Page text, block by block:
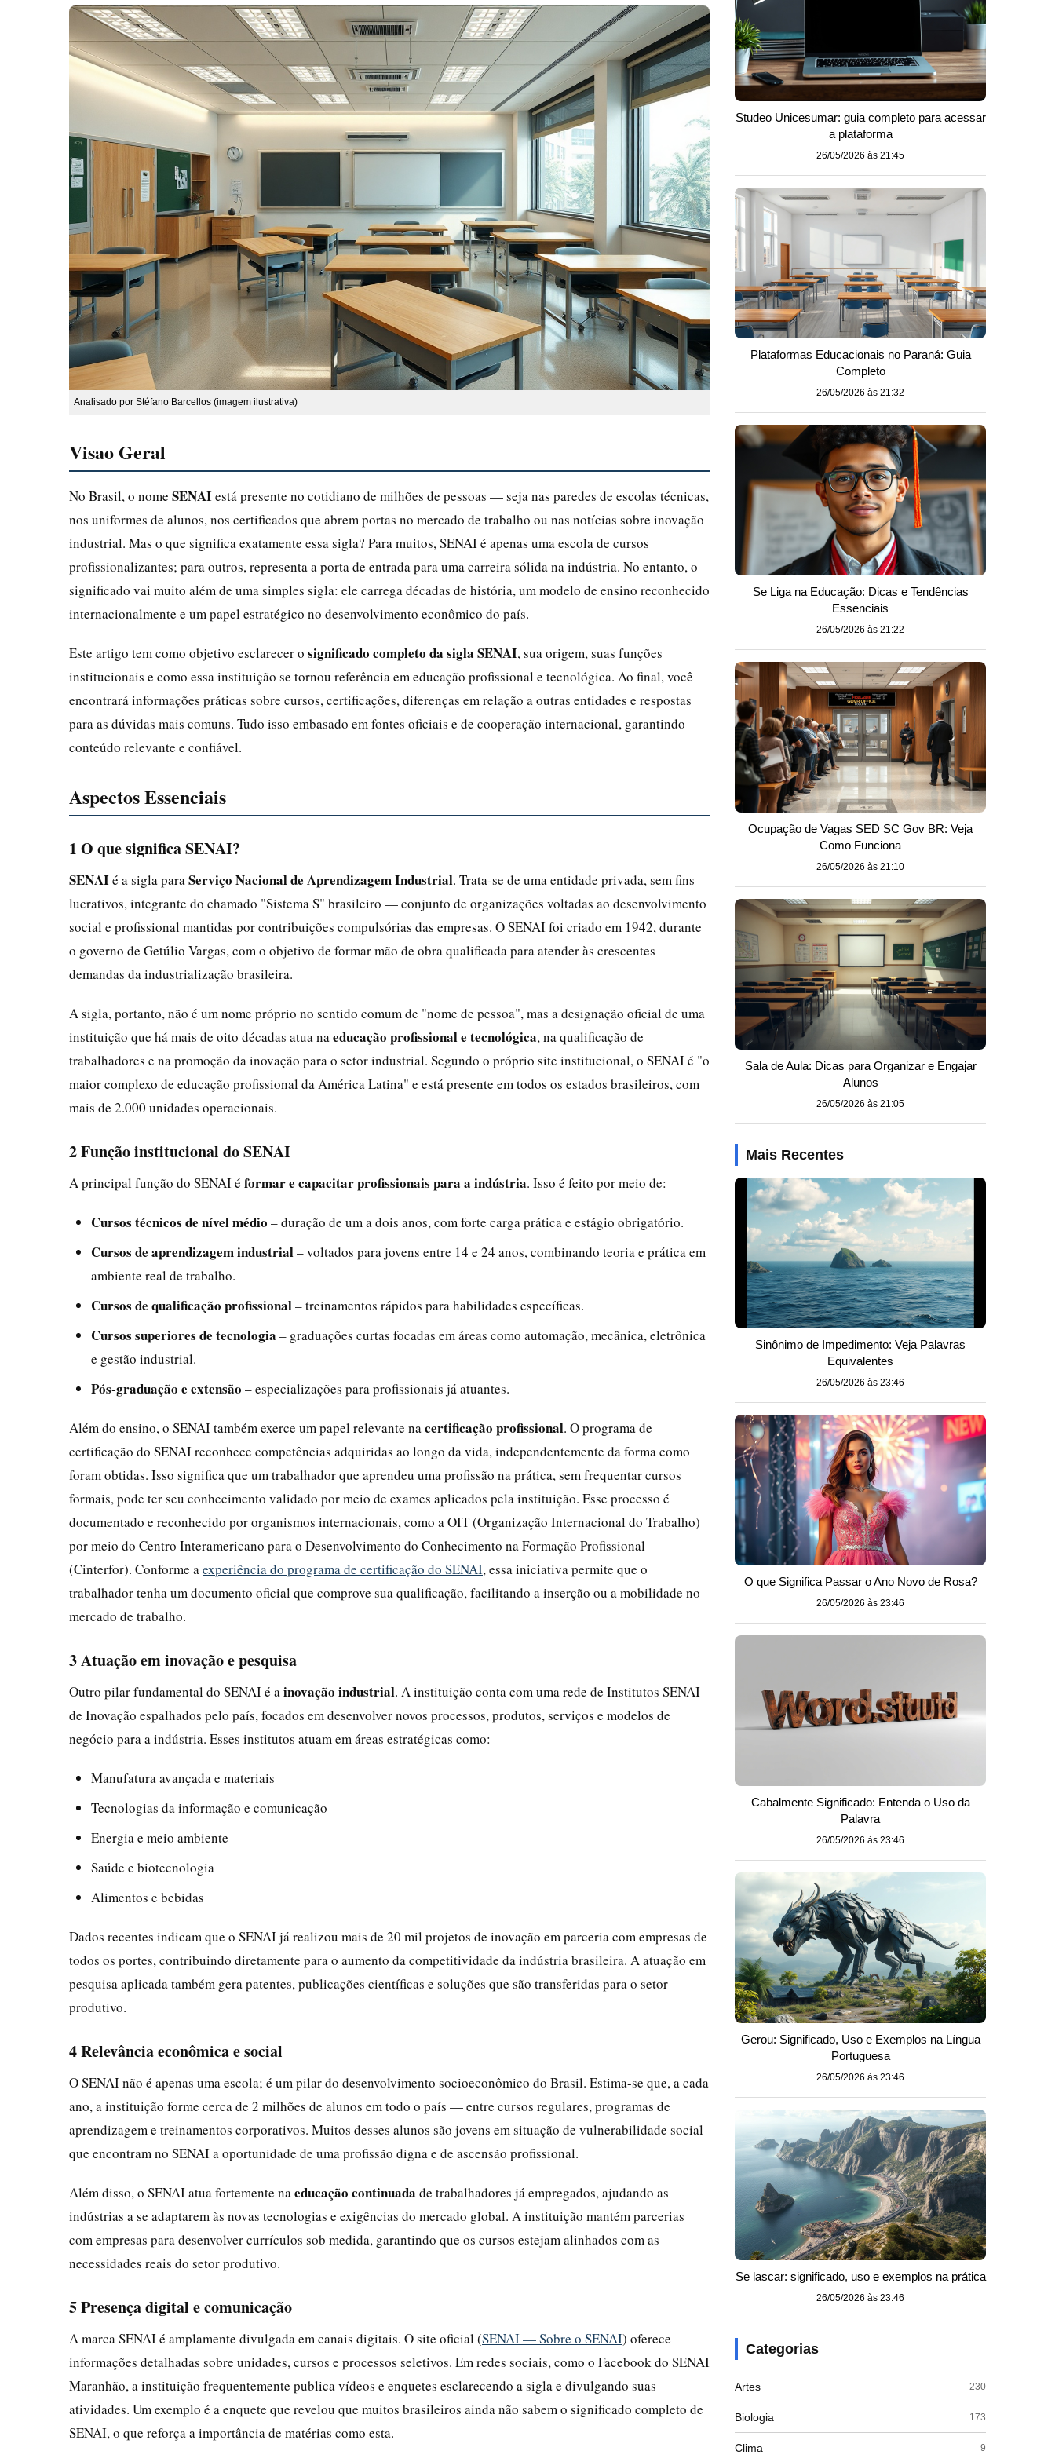
Analisado por Stéfano Barcellos (imagem ilustrativa)
Visao Geral
No Brasil, o nome SENAIestá presente no cotidiano de milhões de pessoas — seja nas paredes de escolas técnicas,
nos uniformes de alunos, nos certificados que abrem portas no mercado de trabalho ou nas notícias sobre inovação
industrial. Mas o que significa exatamente essa sigla? Para muitos, SENAI é apenas uma escola de cursos
profissionalizantes; para outros, representa a porta de entrada para uma carreira sólida na indústria. No entanto, o
significado vai muito além de uma simples sigla: ele carrega décadas de história, um modelo de ensino reconhecido
internacionalmente e um papel estratégico no desenvolvimento econômico do país.
Este artigo tem como objetivo esclarecer o significado completo da sigla SENAI, sua origem, suas funções
institucionais e como essa instituição se tornou referência em educação profissional e tecnológica. Ao final, você
encontrará informações práticas sobre cursos, certificações, diferenças em relação a outras entidades e respostas
para as dúvidas mais comuns. Tudo isso embasado em fontes oficiais e de cooperação internacional, garantindo
conteúdo relevante e confiável.
Aspectos Essenciais
1 O que significa SENAI?
SENAIé a sigla para Serviço Nacional de Aprendizagem Industrial. Trata-se de uma entidade privada, sem fins
lucrativos, integrante do chamado "Sistema S" brasileiro — conjunto de organizações voltadas ao desenvolvimento
social e profissional mantidas por contribuições compulsórias das empresas. O SENAI foi criado em 1942, durante
o governo de Getúlio Vargas, com o objetivo de formar mão de obra qualificada para atender às crescentes
demandas da industrialização brasileira.
A sigla, portanto, não é um nome próprio no sentido comum de "nome de pessoa", mas a designação oficial de uma
instituição que há mais de oito décadas atua na educação profissional e tecnológica, na qualificação de
trabalhadores e na promoção da inovação para o setor industrial. Segundo o próprio site institucional, o SENAI é "o
maior complexo de educação profissional da América Latina" e está presente em todos os estados brasileiros, com
mais de 2.000 unidades operacionais.
2 Função institucional do SENAI
A principal função do SENAI é formar e capacitar profissionais para a indústria. Isso é feito por meio de:
Cursos técnicos de nível médio – duração de um a dois anos, com forte carga prática e estágio obrigatório.
Cursos de aprendizagem industrial– voltados para jovens entre 14 e 24 anos, combinando teoria e prática em
ambiente real de trabalho.
Cursos de qualificação profissional– treinamentos rápidos para habilidades específicas.
Cursos superiores de tecnologia – graduações curtas focadas em áreas como automação, mecânica, eletrônica
e gestão industrial.
Pós-graduação e extensão – especializações para profissionais já atuantes.
Além do ensino, o SENAI também exerce um papel relevante na certificação profissional. O programa de
certificação do SENAI reconhece competências adquiridas ao longo da vida, independentemente da forma como
foram obtidas. Isso significa que um trabalhador que aprendeu uma profissão na prática, sem frequentar cursos
formais, pode ter seu conhecimento validado por meio de exames aplicados pela instituição. Esse processo é
documentado e reconhecido por organismos internacionais, como a OIT (Organização Internacional do Trabalho)
por meio do Centro Interamericano para o Desenvolvimento do Conhecimento na Formação Profissional
(Cinterfor). Conforme a experiência do programa de certificação do SENAI, essa iniciativa permite que o
trabalhador tenha um documento oficial que comprove sua qualificação, facilitando a inserção ou a mobilidade no
mercado de trabalho.
3 Atuação em inovação e pesquisa
Outro pilar fundamental do SENAI é a inovação industrial. A instituição conta com uma rede de Institutos SENAI
de Inovação espalhados pelo país, focados em desenvolver novos processos, produtos, serviços e modelos de
negócio para a indústria. Esses institutos atuam em áreas estratégicas como:
Manufatura avançada e materiais
Tecnologias da informação e comunicação
Energia e meio ambiente
Saúde e biotecnologia
Alimentos e bebidas
Dados recentes indicam que o SENAI já realizou mais de 20 mil projetos de inovação em parceria com empresas de
todos os portes, contribuindo diretamente para o aumento da competitividade da indústria brasileira. A atuação em
pesquisa aplicada também gera patentes, publicações científicas e soluções que são transferidas para o setor
produtivo.
4 Relevância econômica e social
O SENAI não é apenas uma escola; é um pilar do desenvolvimento socioeconômico do Brasil. Estima-se que, a cada
ano, a instituição forme cerca de 2 milhões de alunos em todo o país — entre cursos regulares, programas de
aprendizagem e treinamentos corporativos. Muitos desses alunos são jovens em situação de vulnerabilidade social
que encontram no SENAI a oportunidade de uma profissão digna e de ascensão profissional.
Além disso, o SENAI atua fortemente na educação continuada de trabalhadores já empregados, ajudando as
indústrias a se adaptarem às novas tecnologias e exigências do mercado global. A instituição mantém parcerias
com empresas para desenvolver currículos sob medida, garantindo que os cursos estejam alinhados com as
necessidades reais do setor produtivo.
5 Presença digital e comunicação
A marca SENAI é amplamente divulgada em canais digitais. O site oficial (SENAI — Sobre o SENAI) oferece
informações detalhadas sobre unidades, cursos e processos seletivos. Em redes sociais, como o Facebook do SENAI
Maranhão, a instituição frequentemente publica vídeos e enquetes esclarecendo a sigla e divulgando suas
atividades. Um exemplo é a enquete que revelou que muitos brasileiros ainda não sabem o significado completo de
SENAI, o que reforça a importância de matérias como esta.
Studeo Unicesumar: guia completo para acessar
a plataforma
26/05/2026 às 21:45
Plataformas Educacionais no Paraná: Guia
Completo
26/05/2026 às 21:32
Se Liga na Educação: Dicas e Tendências
Essenciais
26/05/2026 às 21:22
Ocupação de Vagas SED SC Gov BR: Veja
Como Funciona
26/05/2026 às 21:10
Sala de Aula: Dicas para Organizar e Engajar
Alunos
26/05/2026 às 21:05
Mais Recentes
Sinônimo de Impedimento: Veja Palavras
Equivalentes
26/05/2026 às 23:46
O que Significa Passar o Ano Novo de Rosa?
26/05/2026 às 23:46
Cabalmente Significado: Entenda o Uso da
Palavra
26/05/2026 às 23:46
Gerou: Significado, Uso e Exemplos na Língua
Portuguesa
26/05/2026 às 23:46
Se lascar: significado, uso e exemplos na prática
26/05/2026 às 23:46
Categorias
Artes 230
Biologia 173
Clima 9